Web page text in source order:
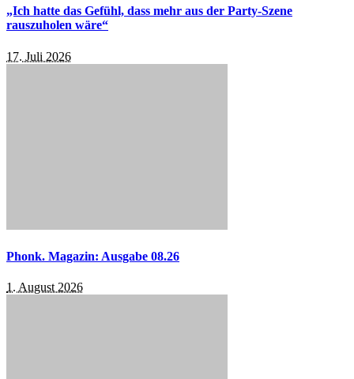
„Ich hatte das Gefühl, dass mehr aus der Party-Szene
rauszuholen wäre“
17. Juli 2026
Phonk. Magazin: Ausgabe 08.26
1. August 2026